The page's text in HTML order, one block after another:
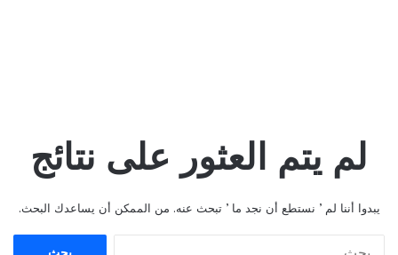
لم يتم العثور على نتائج
يبدوا أننا لم ’ نستطع أن نجد ما ’ تبحث عنه. من الممكن أن يساعدك البحث.